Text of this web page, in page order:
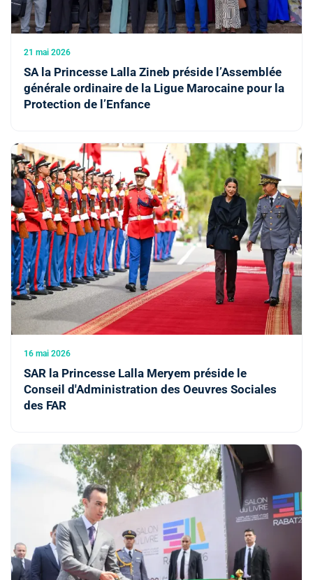
21 mai 2026
SA la Princesse Lalla Zineb préside l’Assemblée
générale ordinaire de la Ligue Marocaine pour la
Protection de l’Enfance
16 mai 2026
SAR la Princesse Lalla Meryem préside le
Conseil d'Administration des Oeuvres Sociales
des FAR